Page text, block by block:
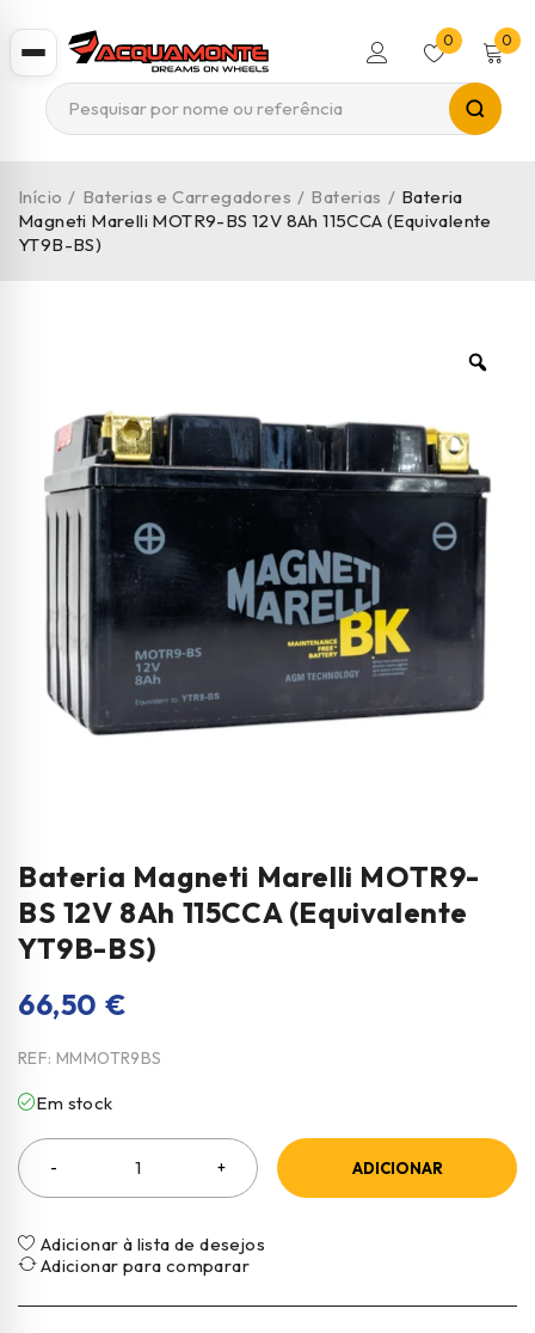
0 0
Início / Baterias e Carregadores / Baterias / Bateria
Magneti Marelli MOTR9-BS 12V 8Ah 115CCA (Equivalente
YT9B-BS)
Bateria Magneti Marelli MOTR9-
BS 12V 8Ah 115CCA (Equivalente
YT9B-BS)
66,50 €
REF: MMMOTR9BS
Em stock
ADICIONAR
Adicionar à lista de desejos
Adicionar para comparar